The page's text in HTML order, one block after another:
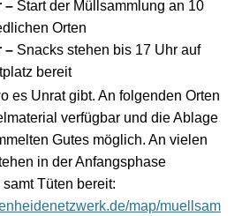
– Start der Müllsammlung an 10
Orten
– Snacks stehen bis 17 Uhr auf
bereit
es Unrat gibt. An folgenden Orten
verfügbar und die Ablage
Gutes möglich. An vielen
in der Anfangsphase
Tüten bereit:
map/muellsam